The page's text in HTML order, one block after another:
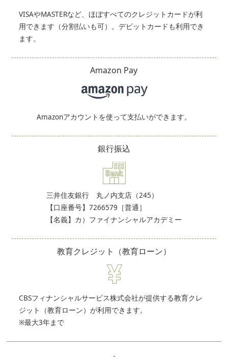
VISAやMASTERなど、ほぼすべてのクレジットカードが利
用できます（分割払いも可）。デビットカードも利用でき
ます。
Amazon Pay
Amazonアカウントを使って支払いができます。
銀行振込
三井住友銀行 丸ノ内支店（245）
【口座番号】7266579［普通］
【名義】カ）ファイナンシャルアカデミー
教育クレジット （教育ローン）
CBSフィナンシャルサービス株式会社が提供する教育クレ
ジット（教育ローン）が利用できます。
※最大3年まで